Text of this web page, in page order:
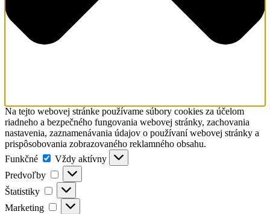
Na tejto webovej stránke používame súbory cookies za účelom
riadneho a bezpečného fungovania webovej stránky, zachovania
nastavenia, zaznamenávania údajov o používaní webovej stránky a
prispôsobovania zobrazovaného reklamného obsahu.
Funkčné
Funkčné
Vždy aktívny
Predvoľby
Predvoľby
Štatistiky Štatistiky
Marketing Marketing